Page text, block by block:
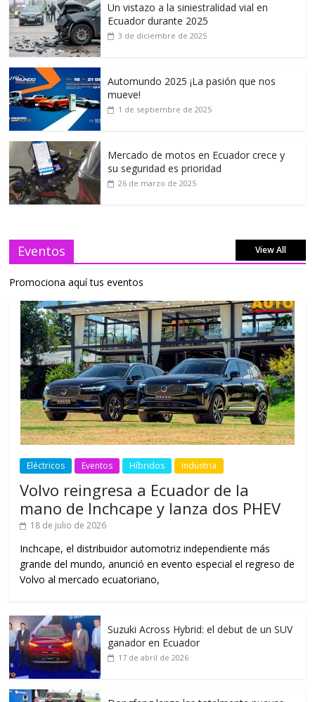
Un vistazo a la siniestralidad vial en
Ecuador durante 2025
3 de diciembre de 2025
Automundo 2025 ¡La pasión que nos
mueve!
1 de septiembre de 2025
Mercado de motos en Ecuador crece y
su seguridad es prioridad
26 de marzo de 2025
Eventos View All
Promociona aquí tus eventos
Eléctricos Eventos Híbridos Industria
Volvo reingresa a Ecuador de la
mano de Inchcape y lanza dos PHEV
18 de julio de 2026
Inchcape, el distribuidor automotriz independiente más
grande del mundo, anunció en evento especial el regreso de
Volvo al mercado ecuatoriano,
Suzuki Across Hybrid: el debut de un SUV
ganador en Ecuador
17 de abril de 2026